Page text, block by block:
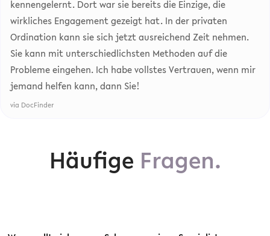
kennengelernt. Dort war sie bereits die Einzige, die
wirkliches Engagement gezeigt hat. In der privaten
Ordination kann sie sich jetzt ausreichend Zeit nehmen.
Sie kann mit unterschiedlichsten Methoden auf die
Probleme eingehen. Ich habe vollstes Vertrauen, wenn mir
jemand helfen kann, dann Sie!
via DocFinder
Häufige Fragen.